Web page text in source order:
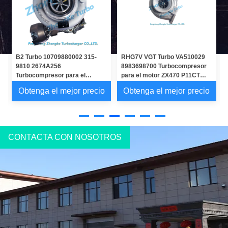
B2 Turbo 10709880002 315-
9810 2674A256
Turbocompresor para el
Obtenga el mejor precio
RHG7V VGT Turbo VA510029
8983698700 Turbocompresor
para el motor ZX470 P11CT
Obtenga el mejor precio
CONTACTA CON NOSOTROS